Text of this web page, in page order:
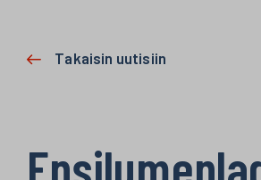
Takaisin uutisiin